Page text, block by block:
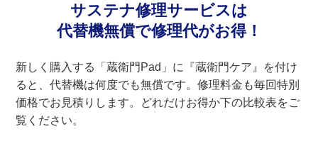
サステナ修理サービスは
代替機無償で修理代がお得！
新しく購入する「蔵衛門Pad」に『蔵衛門ケア』を付け
ると、代替機は何度でも無償です。修理料金も毎回特別
価格でお見積りします。どれだけお得か下の比較表をご
覧ください。